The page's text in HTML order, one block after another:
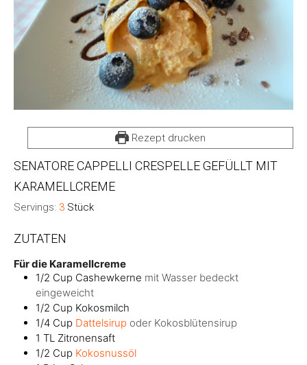
Rezept drucken
SENATORE CAPPELLI CRESPELLE GEFÜLLT MIT
KARAMELLCREME
Servings: 3 Stück
ZUTATEN
Für die Karamellcreme
1/2 Cup Cashewkerne mit Wasser bedeckt
eingeweicht
1/2 Cup Kokosmilch
1/4 Cup Dattelsirup oder Kokosblütensirup
1 TL Zitronensaft
1/2 Cup Kokosnussöl